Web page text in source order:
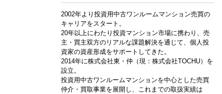
2002年より投資用中古ワンルームマンション売買の
キャリアをスタート。
20年以上にわたり投資マンション市場に携わり、売
主・買主双方のリアルな課題解決を通じて、個人投
資家の資産形成をサポートしてきた。
2014年に株式会社東・仲（現：株式会社TOCHU）を
設立。
投資用中古ワンルームマンションを中心とした売買
仲介・買取事業を展開し、これまでの取扱実績は